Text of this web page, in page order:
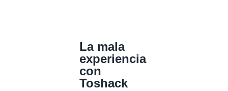
La mala
experiencia
con
Toshack